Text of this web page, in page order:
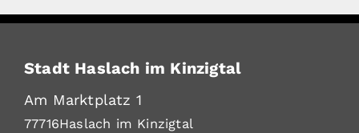
Stadt Haslach im Kinzigtal
Am Marktplatz 1
77716Haslach im Kinzigtal